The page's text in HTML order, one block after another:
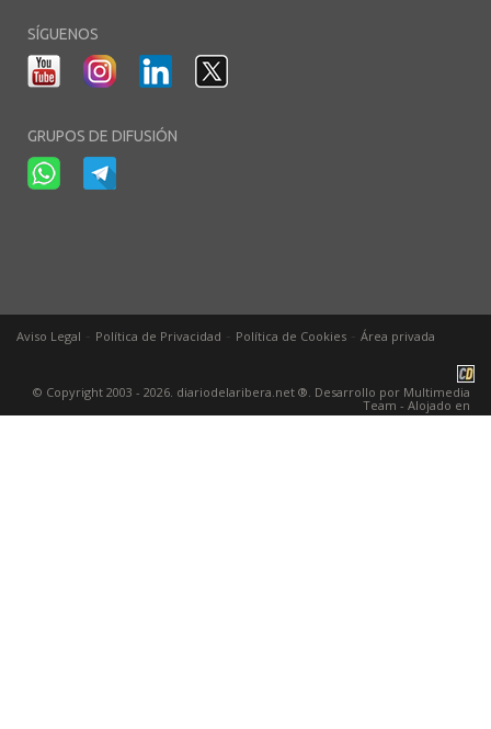
SÍGUENOS
GRUPOS DE DIFUSIÓN
Aviso Legal Política de Privacidad Política de Cookies Área privada
© Copyright 2003 - 2026. diariodelaribera.net ®. Desarrollo por Multimedia
Team - Alojado en